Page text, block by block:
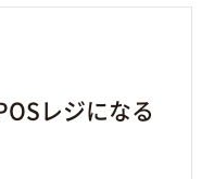
レジになる